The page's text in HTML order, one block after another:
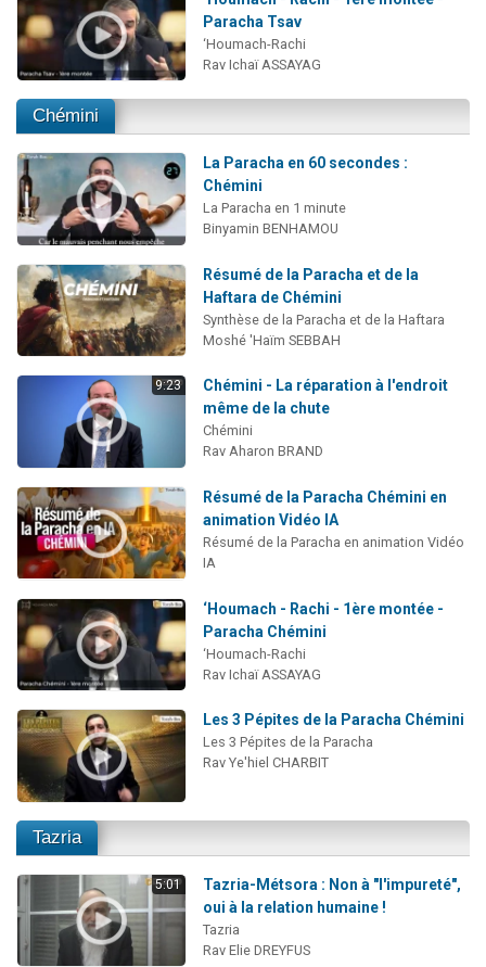
Paracha Tsav
‘Houmach-Rachi
Rav Ichaï ASSAYAG
Chémini
La Paracha en 60 secondes :
Chémini
La Paracha en 1 minute
Binyamin BENHAMOU
Résumé de la Paracha et de la
Haftara de Chémini
Synthèse de la Paracha et de la Haftara
Moshé 'Haïm SEBBAH
9:23
Chémini - La réparation à l'endroit
même de la chute
Chémini
Rav Aharon BRAND
Résumé de la Paracha Chémini en
animation Vidéo IA
Résumé de la Paracha en animation Vidéo
IA
‘Houmach - Rachi - 1ère montée -
Paracha Chémini
‘Houmach-Rachi
Rav Ichaï ASSAYAG
Les 3 Pépites de la Paracha Chémini
Les 3 Pépites de la Paracha
Rav Ye'hiel CHARBIT
Tazria
5:01
Tazria-Métsora : Non à "l'impureté",
oui à la relation humaine !
Tazria
Rav Elie DREYFUS